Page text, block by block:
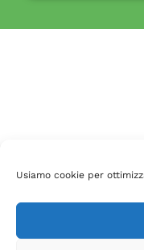
Usiamo cookie per